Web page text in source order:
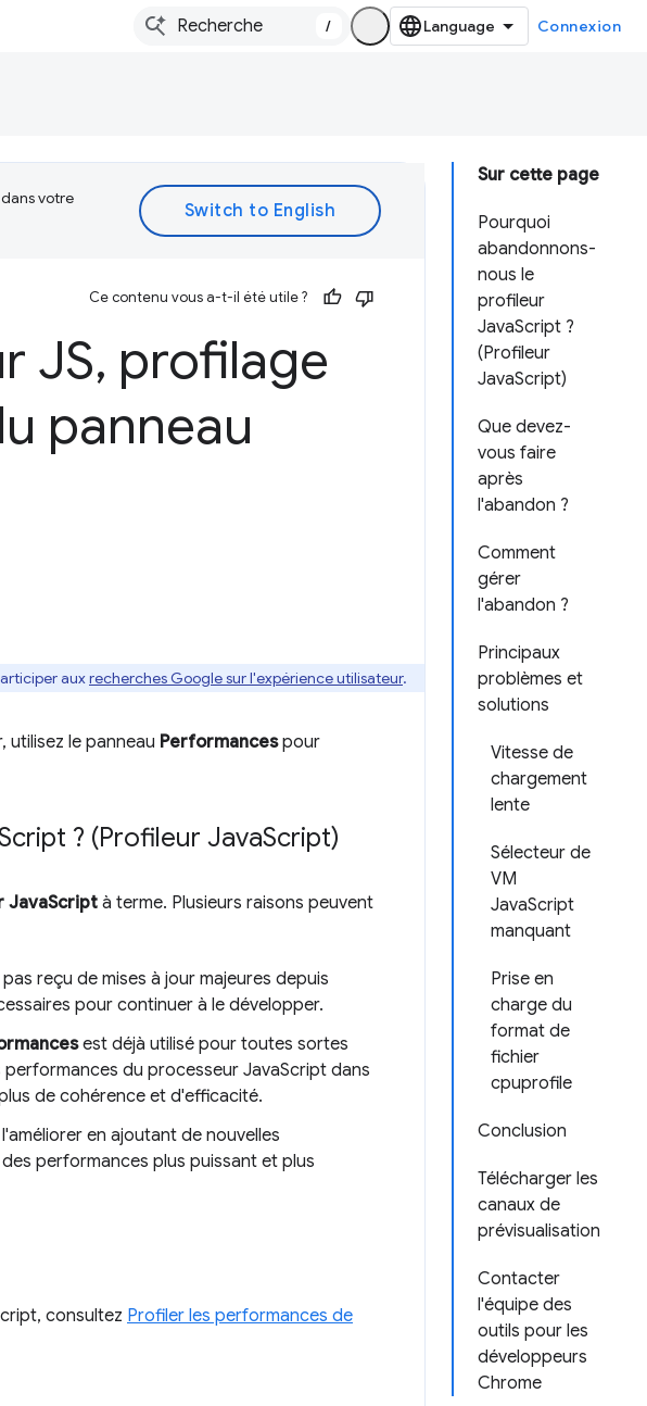
/ Connexion
Sur cette page
Pourquoi
abandonnons-
nous le
profileur
JavaScript ?
(Profileur
JavaScript)
Que devez-
vous faire
après
l'abandon ?
Comment
gérer
l'abandon ?
Principaux
problèmes et
solutions
Vitesse de
chargement
lente
Sélecteur de
VM
JavaScript
manquant
Prise en
charge du
format de
fichier
cpuprofile
Conclusion
Télécharger les
canaux de
prévisualisation
Contacter
l'équipe des
outils pour les
développeurs
Chrome
votre
Ce contenu vous a-t-il été utile ?
JS, profilage
panneau
auxrecherches Google sur l'expérience utilisateur.
utilisez le panneau Performancespour
? (Profileur JavaScript)
JavaScript à terme. Plusieurs raisons peuvent
reçu de mises à jour majeures depuis
pour continuer à le développer.
est déjà utilisé pour toutes sortes
du processeur JavaScript dans
de cohérence et d'efficacité.
en ajoutant de nouvelles
performances plus puissant et plus
consultez Profiler les performances de